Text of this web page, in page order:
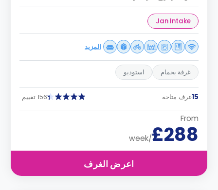
Jan Intake
المزيد
غرفة بحمام استوديو
15غرف متاحة 156 تقييم
From
£288
/week
اعرض الغرف